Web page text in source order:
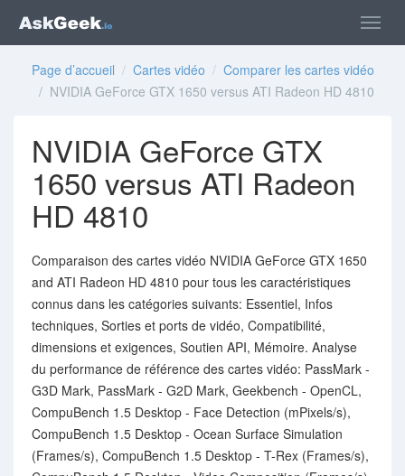
Page d’accueil / Cartes vidéo / Comparer les cartes vidéo
/ NVIDIA GeForce GTX 1650 versus ATI Radeon HD 4810
NVIDIA GeForce GTX
1650 versus ATI Radeon
HD 4810
Comparaison des cartes vidéo NVIDIA GeForce GTX 1650
and ATI Radeon HD 4810 pour tous les caractéristiques
connus dans les catégories suivants: Essentiel, Infos
techniques, Sorties et ports de vidéo, Compatibilité,
dimensions et exigences, Soutien API, Mémoire. Analyse
du performance de référence des cartes vidéo: PassMark -
G3D Mark, PassMark - G2D Mark, Geekbench - OpenCL,
CompuBench 1.5 Desktop - Face Detection (mPixels/s),
CompuBench 1.5 Desktop - Ocean Surface Simulation
(Frames/s), CompuBench 1.5 Desktop - T-Rex (Frames/s),